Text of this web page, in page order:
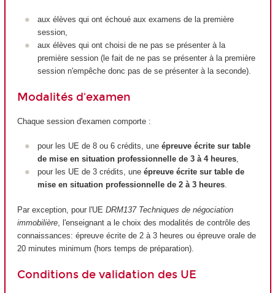
aux élèves qui ont échoué aux examens de la première
session,
aux élèves qui ont choisi de ne pas se présenter à la
première session (le fait de ne pas se présenter à la première
session n'empêche donc pas de se présenter à la seconde).
Modalités d'examen
Chaque session d'examen comporte :
pour les UE de 8 ou 6 crédits, une épreuve écrite sur table
de mise en situation professionnelle de 3 à 4 heures,
pour les UE de 3 crédits, une épreuve écrite sur table de
mise en situation professionnelle de 2 à 3 heures.
Par exception, pour l'UE DRM137 Techniques de négociation
immobilière , l'enseignant a le choix des modalités de contrôle des
connaissances: épreuve écrite de 2 à 3 heures ou épreuve orale de
20 minutes minimum (hors temps de préparation).
Conditions de validation des UE